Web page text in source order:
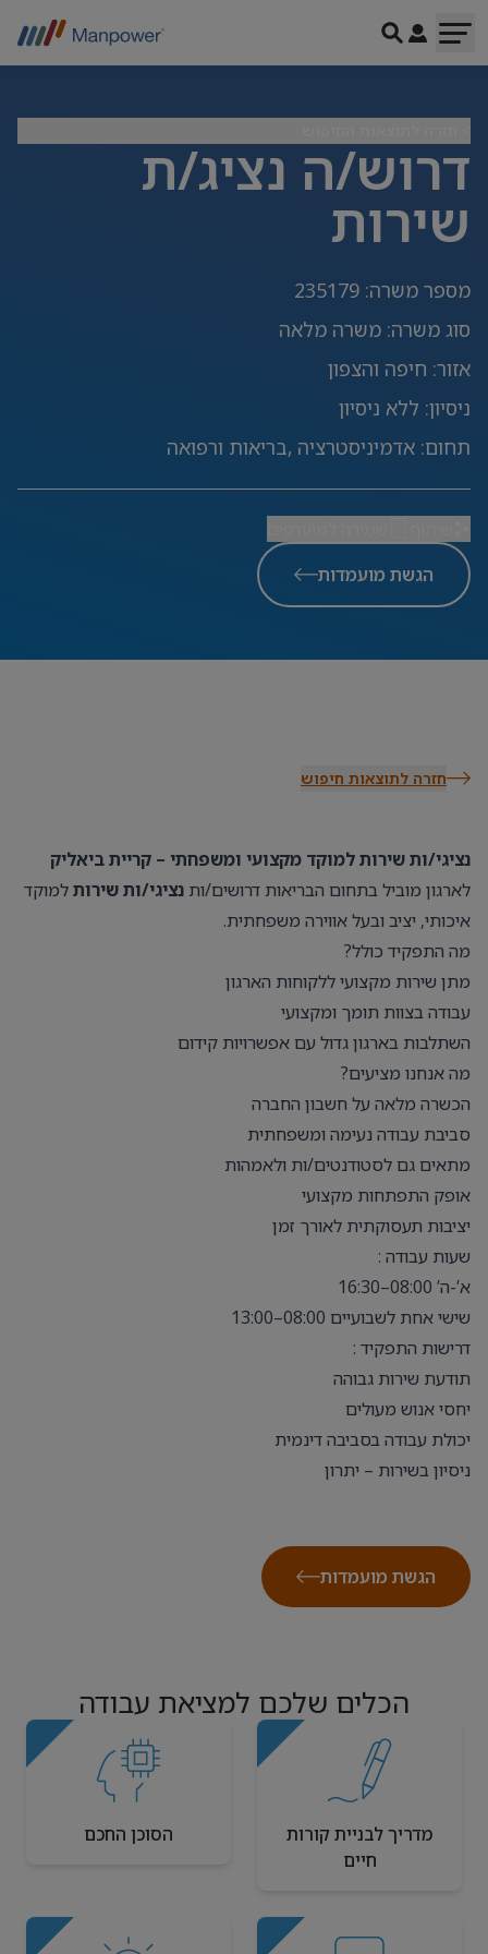
דרוש/ה נציג/ת
שירות
מספר משרה:
235179
סוג משרה: משרה מלאה
אזור: חיפה והצפון
ניסיון: ללא ניסיון
תחום: אדמיניסטרציה ,בריאות ורפואה
הגשת מועמדות
חזרה לתוצאות חיפוש
נציגי/ות שירות למוקד מקצועי ומשפחתי – קריית ביאליק
לארגון מוביל בתחום הבריאות דרושים/ות נציגי/ות שירותלמוקד
איכותי, יציב ובעל אווירה משפחתית.
מה התפקיד כולל?
מתן שירות מקצועי ללקוחות הארגון
עבודה בצוות תומך ומקצועי
השתלבות בארגון גדול עם אפשרויות קידום
מה אנחנו מציעים?
הכשרה מלאה על חשבון החברה
סביבת עבודה נעימה ומשפחתית
מתאים גם לסטודנטים/ות ולאמהות
אופק התפתחות מקצועי
יציבות תעסוקתית לאורך זמן
שעות עבודה :
א’-ה’ 08:00–16:30
שישי אחת לשבועיים 08:00–13:00
דרישות התפקיד :
תודעת שירות גבוהה
יחסי אנוש מעולים
יכולת עבודה בסביבה דינמית
ניסיון בשירות – יתרון
הגשת מועמדות
הכלים שלכם למציאת עבודה
מדריך לבניית קורות
חיים
הסוכן החכם